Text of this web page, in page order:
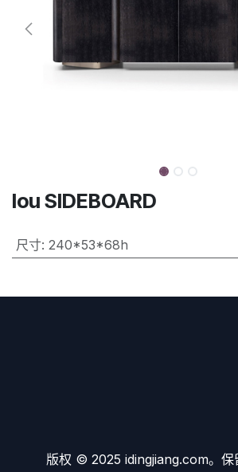
lou SIDEBOARD
尺寸: 240*53*68h
版权 © 2025 idingjiang.com。保